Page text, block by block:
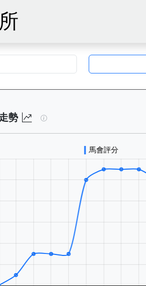
駒的完整檔案，包括練馬師
勢 飛輪霸（K320）— 評